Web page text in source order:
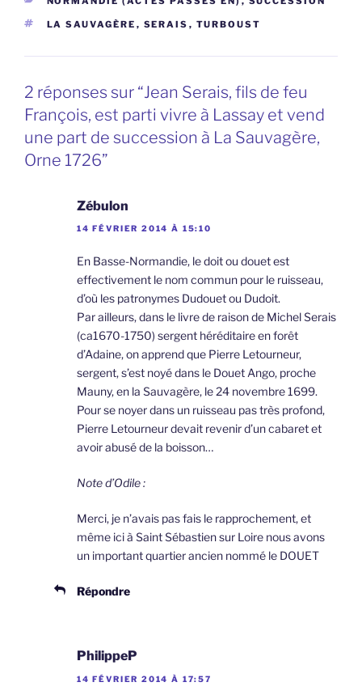
ÉTIQUETTES
LA SAUVAGÈRE , SERAIS , TURBOUST
2 réponses sur “Jean Serais, fils de feu
François, est parti vivre à Lassay et vend
une part de succession à La Sauvagère,
Orne 1726”
Zébulon
14 FÉVRIER 2014 À 15:10
En Basse-Normandie, le doit ou douet est
effectivement le nom commun pour le ruisseau,
d’où les patronymes Dudouet ou Dudoit.
Par ailleurs, dans le livre de raison de Michel Serais
(ca1670-1750) sergent héréditaire en forêt
d’Adaine, on apprend que Pierre Letourneur,
sergent, s’est noyé dans le Douet Ango, proche
Mauny, en la Sauvagère, le 24 novembre 1699.
Pour se noyer dans un ruisseau pas très profond,
Pierre Letourneur devait revenir d’un cabaret et
avoir abusé de la boisson…
Note d’Odile :
Merci, je n’avais pas fais le rapprochement, et
même ici à Saint Sébastien sur Loire nous avons
un important quartier ancien nommé le DOUET
Répondre
PhilippeP
14 FÉVRIER 2014 À 17:57